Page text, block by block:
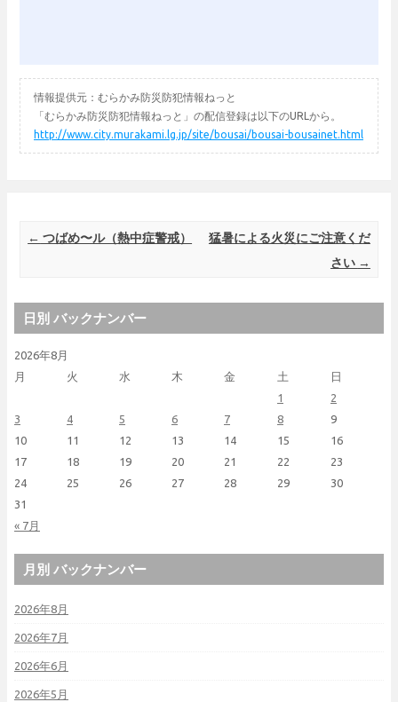
情報提供元：むらかみ防災防犯情報ねっと
「むらかみ防災防犯情報ねっと」の配信登録は以下のURLから。
http://www.city.murakami.lg.jp/site/bousai/bousai-bousainet.html
Post navigation
← つばめ〜ル（熱中症警戒）
猛暑による火災にご注意くだ
さい →
日別 バックナンバー
2026年8月
月
火 水 木 金 土 日
« 7月
1
2
3
4 5 6 7 8
9
10
11 12 13 14 15
16
17
18 19 20 21 22
23
24
25 26 27 28 29
30
31
月別 バックナンバー
2026年8月
2026年7月
2026年6月
2026年5月